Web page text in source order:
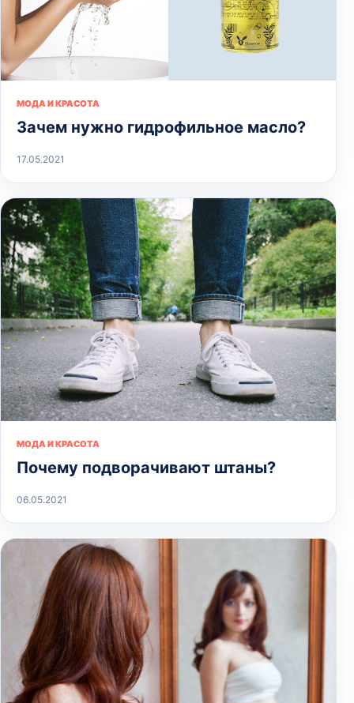
МОДА И КРАСОТА
Зачем нужно гидрофильное масло?
17.05.2021
МОДА И КРАСОТА
Почему подворачивают штаны?
06.05.2021